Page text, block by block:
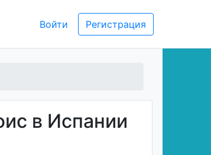
Войти Регистрация
в Испании